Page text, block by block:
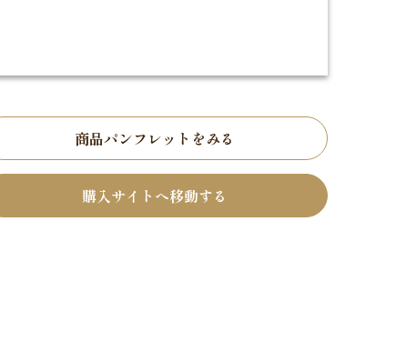
商品パンフレットをみる
購入サイトへ移動する